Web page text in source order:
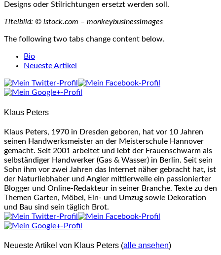
Designs oder Stilrichtungen ersetzt werden soll.
Titelbild: © istock.com – monkeybusinessimages
The following two tabs change content below.
Bio
Neueste Artikel
Klaus Peters
Klaus Peters, 1970 in Dresden geboren, hat vor 10 Jahren
seinen Handwerksmeister an der Meisterschule Hannover
gemacht. Seit 2001 arbeitet und lebt der Frauenschwarm als
selbständiger Handwerker (Gas & Wasser) in Berlin. Seit sein
Sohn ihm vor zwei Jahren das Internet näher gebracht hat, ist
der Naturliebhaber und Angler mittlerweile ein passionierter
Blogger und Online-Redakteur in seiner Branche. Texte zu den
Themen Garten, Möbel, Ein- und Umzug sowie Dekoration
und Bau sind sein täglich Brot.
Neueste Artikel von Klaus Peters (alle ansehen)